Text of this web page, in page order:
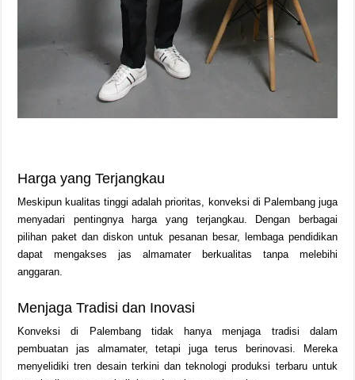
Harga yang Terjangkau
Meskipun kualitas tinggi adalah prioritas, konveksi di Palembang juga
menyadari pentingnya harga yang terjangkau. Dengan berbagai
pilihan paket dan diskon untuk pesanan besar, lembaga pendidikan
dapat mengakses jas almamater berkualitas tanpa melebihi
anggaran.
Menjaga Tradisi dan Inovasi
Konveksi di Palembang tidak hanya menjaga tradisi dalam
pembuatan jas almamater, tetapi juga terus berinovasi. Mereka
menyelidiki tren desain terkini dan teknologi produksi terbaru untuk